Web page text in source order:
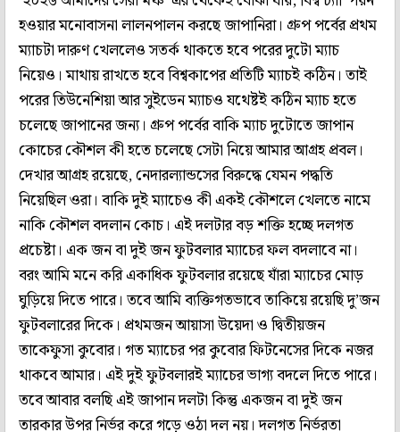
হওয়ার মনোবাসনা লালনপালন করছে জাপানিরা। গ্রুপ পর্বের প্রথম
ম্যাচটা দারুণ খেললেও সতর্ক থাকতে হবে পরের দুটো ম্যাচ
নিয়েও। মাথায় রাখতে হবে বিশ্বকাপের প্রতিটি ম্যাচই কঠিন। তাই
পরের তিউনেশিয়া আর সুইডেন ম্যাচও যথেষ্টই কঠিন ম্যাচ হতে
চলেছে জাপানের জন্য। গ্রুপ পর্বের বাকি ম্যাচ দুটোতে জাপান
কোচের কৌশল কী হতে চলেছে সেটা নিয়ে আমার আগ্রহ প্রবল।
দেখার আগ্রহ রয়েছে, নেদারল্যান্ডসের বিরুদ্ধে যেমন পদ্ধতি
নিয়েছিল ওরা। বাকি দুই ম্যাচেও কী একই কৌশলে খেলতে নামে
নাকি কৌশল বদলান কোচ। এই দলটার বড় শক্তি হচ্ছে দলগত
প্রচেষ্টা। এক জন বা দুই জন ফুটবলার ম্যাচের ফল বদলাবে না।
বরং আমি মনে করি একাধিক ফুটবলার রয়েছে যাঁরা ম্যাচের মোড়
ঘুড়িয়ে দিতে পারে। তবে আমি ব্যক্তিগতভাবে তাকিয়ে রয়েছি দু’জন
ফুটবলারের দিকে। প্রথমজন আয়াসা উয়েদা ও দ্বিতীয়জন
তাকেফুসা কুবোর। গত ম্যাচের পর কুবোর ফিটনেসের দিকে নজর
থাকবে আমার। এই দুই ফুটবলারই ম্যাচের ভাগ্য বদলে দিতে পারে।
তবে আবার বলছি এই জাপান দলটা কিন্তু একজন বা দুই জন
তারকার উপর নির্ভর করে গড়ে ওঠা দল নয়। দলগত নির্ভরতা